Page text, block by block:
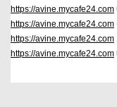
https://avine.mycafe24.com
https://avine.mycafe24.com
https://avine.mycafe24.com
https://avine.mycafe24.com